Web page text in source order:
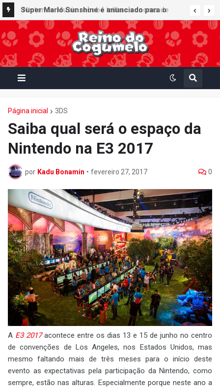
Super Mario Sunshine é anunciado para o
Nintendo GameCube - Nintendo Classics do
Nintendo Switch Online
Página inicial 3DS
Saiba qual será o espaço da
Nintendo na E3 2017
por Kadu Bonamin • fevereiro 27, 2017 0
A E3 2017acontece entre os dias 13 e 15 de junho no centro
de convenções de Los Angeles, nos Estados Unidos, mas
mesmo faltando mais de três meses para o início deste
evento as expectativas pela participação da Nintendo, como
sempre, estão nas alturas. Especialmente porque neste ano a